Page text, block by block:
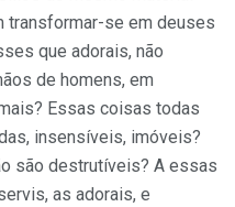
transformar-se em deuses
que adorais, não
de homens, em
Essas coisas todas
insensíveis, imóveis?
são destrutíveis? A essas
as adorais, e